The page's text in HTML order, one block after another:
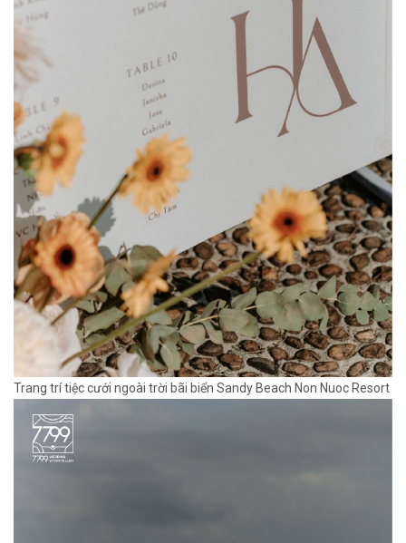
Trang trí tiệc cưới ngoài trời bãi biển Sandy Beach Non Nuoc Resort